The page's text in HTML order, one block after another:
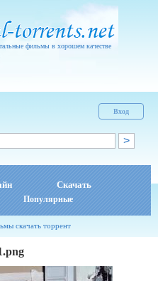
фильмы в хорошем качестве
Вход
Скачать
Популярные
скачать торрент